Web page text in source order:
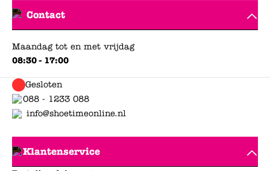
Contact
Maandag tot en met vrijdag
08:30 - 17:00
Gesloten
088 - 1233 088
info@shoetimeonline.nl
Klantenservice